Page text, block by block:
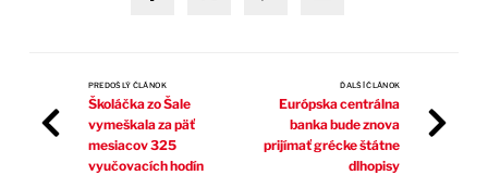
PREDOŠLÝ ČLÁNOK
Školáčka zo Šale
vymeškala za päť
mesiacov 325
vyučovacích hodín
ĎALŠÍ ČLÁNOK
Európska centrálna
banka bude znova
prijímať grécke štátne
dlhopisy